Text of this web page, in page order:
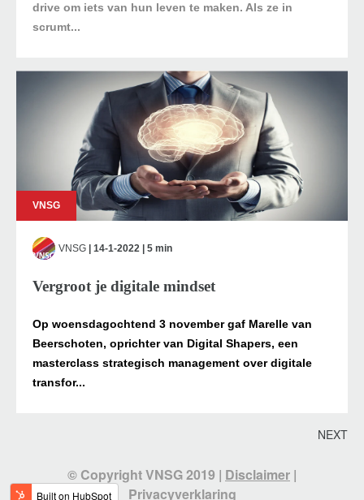
drive om iets van hun leven te maken. Als ze in
scrumt...
VNSG
VNSG | 14-1-2022 | 5 min
Vergroot je digitale mindset
Op woensdagochtend 3 november gaf Marelle van
Beerschoten, oprichter van Digital Shapers, een
masterclass strategisch management over digitale
transfor...
NEXT
© Copyright VNSG 2019 | Disclaimer |
Privacyverklaring